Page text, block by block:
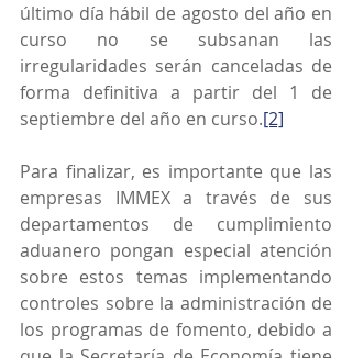
último día hábil de agosto del año en
curso no se subsanan las
irregularidades serán canceladas de
forma definitiva a partir del 1 de
septiembre del año en curso.[2]
Para finalizar, es importante que las
empresas IMMEX a través de sus
departamentos de cumplimiento
aduanero pongan especial atención
sobre estos temas implementando
controles sobre la administración de
los programas de fomento, debido a